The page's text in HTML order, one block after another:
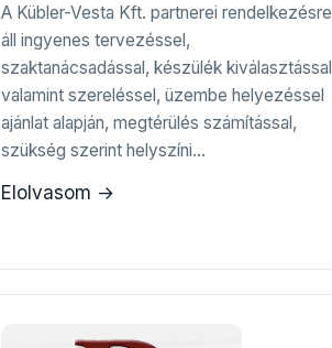
A Kübler-Vesta Kft. partnerei rendelkezésre
áll ingyenes tervezéssel,
szaktanácsadással, készülék kiválasztással
valamint szereléssel, üzembe helyezéssel
ajánlat alapján, megtérülés számítással,
szükség szerint helyszíni…
Elolvasom →